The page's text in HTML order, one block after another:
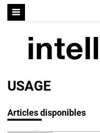
USAGE
Articles disponibles